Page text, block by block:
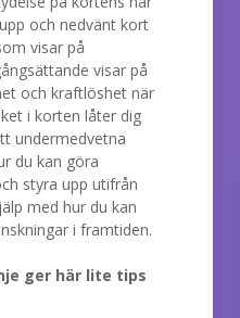
och nedvänt kort
visar på
visar på
och kraftlöshet när
i korten låter dig
undermedvetna
du kan göra
styra upp utifrån
med hur du kan
i framtiden.
ger här lite tips